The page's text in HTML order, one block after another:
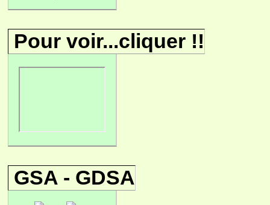
Pour voir...cliquer !!
GSA - GDSA